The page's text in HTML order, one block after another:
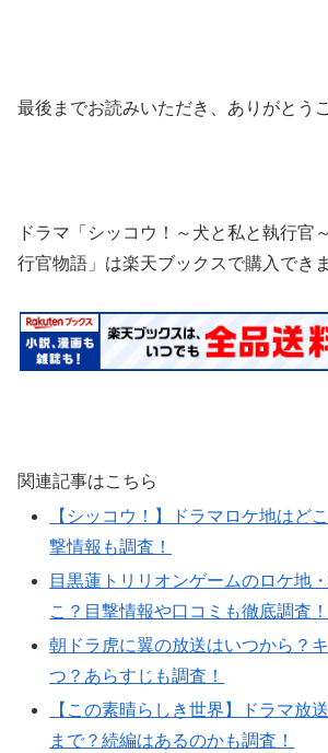
最後までお読みいただき、ありがとう
ドラマ「シッコウ！～犬と私と執行官
行官物語」は楽天ブックスで購入でき
関連記事はこちら
【シッコウ！】ドラマロケ地はど
撃情報も調査！
目黒蓮トリリオンゲームのロケ地
こ？目撃情報や口コミも徹底調査！
朝ドラ虎に翼の放送はいつから？
つ？あらすじも調査！
【この素晴らしき世界】ドラマ放
まで？続編はあるのかも調査！